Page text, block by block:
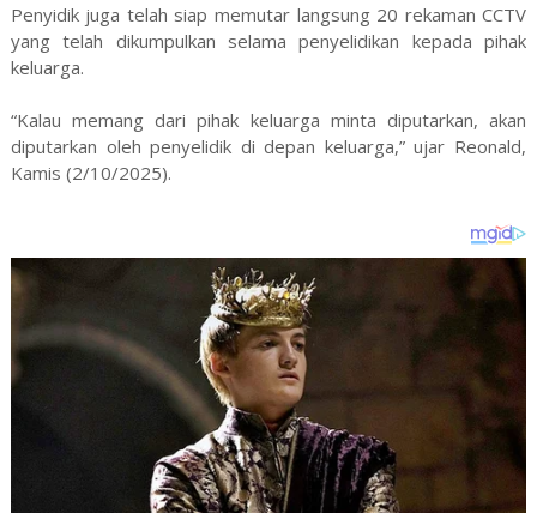
Penyidik juga telah siap memutar langsung 20 rekaman CCTV
yang telah dikumpulkan selama penyelidikan kepada pihak
keluarga.
“Kalau memang dari pihak keluarga minta diputarkan, akan
diputarkan oleh penyelidik di depan keluarga,” ujar Reonald,
Kamis (2/10/2025).